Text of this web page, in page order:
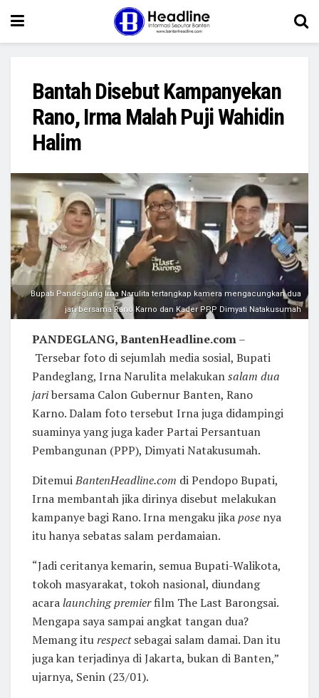
Bantah Disebut Kampanyekan
Rano, Irma Malah Puji Wahidin
Halim
Bupati Pandeglang Irna Narulita tertangkap kamera mengacungkan dua
jari bersama Rano Karno dan Kader PPP Dimyati Natakusumah
PANDEGLANG, BantenHeadline.com–
Tersebar foto di sejumlah media sosial, Bupati
Pandeglang, Irna Narulita melakukansalam dua
jaribersama Calon Gubernur Banten, Rano
Karno. Dalam foto tersebut Irna juga didampingi
suaminya yang juga kader Partai Persantuan
Pembangunan (PPP), Dimyati Natakusumah.
DitemuiBantenHeadline.com di Pendopo Bupati,
Irna membantah jika dirinya disebut melakukan
kampanye bagi Rano. Irna mengaku jikapose nya
itu hanya sebatas salam perdamaian.
“Jadi ceritanya kemarin, semua Bupati-Walikota,
tokoh masyarakat, tokoh nasional, diundang
acaralaunching premierfilm The Last Barongsai.
Mengapa saya sampai angkat tangan dua?
Memang iturespectsebagai salam damai. Dan itu
juga kan terjadinya di Jakarta, bukan di Banten,”
ujarnya, Senin (23/01).